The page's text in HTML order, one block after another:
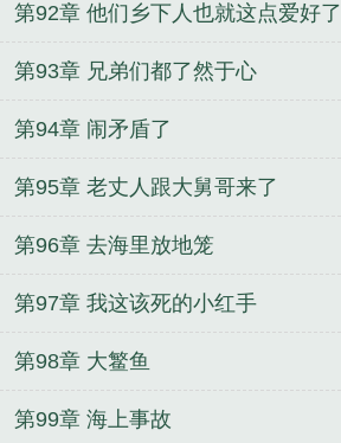
第92章 他们乡下人也就这点爱好了
第93章 兄弟们都了然于心
第94章 闹矛盾了
第95章 老丈人跟大舅哥来了
第96章 去海里放地笼
第97章 我这该死的小红手
第98章 大鳘鱼
第99章 海上事故